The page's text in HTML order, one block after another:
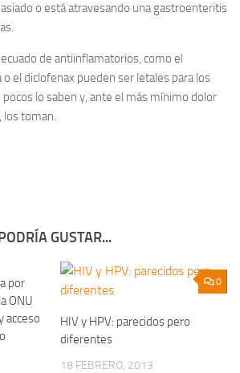
o está atravesando una gastroenteritis
de antiinflamatorios, como el
el diclofenax pueden ser letales para los
lo saben y, ante el más mínimo dolor
los toman.
GUSTAR...
por
ONU
acceso
0
HIV y HPV: parecidos pero
diferentes
18 FEBRERO, 2013